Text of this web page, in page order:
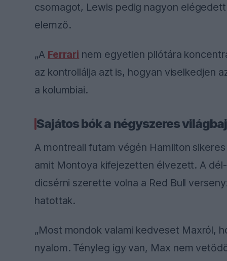
csomagot, Lewis pedig nagyon
elemző.
„A Ferrari nem egyetlen pilótára
az kontrollálja azt is, hogyan viselkedjen
a kolumbiai.
Sajátos bók a négyszeres
A montreali futam végén Hamilton
amit Montoya kifejezetten élvezett. A
dicsérni szerette volna a Red Bull
hatottak.
„Most mondok valami kedveset Maxról,
nyalom. Tényleg így van, Max nem